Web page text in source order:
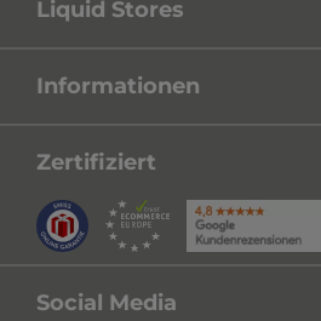
Liquid Stores
Informationen
Zertifiziert
Social Media